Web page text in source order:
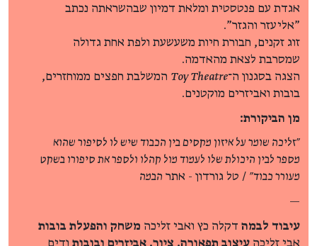
אגדת עם פנטסטית ומלאת דמיון שבהשראתה נכתב
"אליעזר והגזר".
זוג זקנים, חבורת חיות משעשעת ולפת אחת גדולה
שמסרבת לצאת מהאדמה.
הצגה בסגנון ה־Toy Theatre המשלבת חפצים ממוחזרים,
בובות ואביזרים מוקטנים.
מן הביקורת:
"זליכה שומר על איזון מקסים בין הכבוד שיש לו לסיפור שהוא
מספר לבין היכולת שלו לעמוד מול קהלו ולספר את סיפורו בשקט
מעורר כבוד" / טל גורדון - אתר הבמה
—
עיבוד לבמה דקלה כץ ואבי זליכה משחק והפעלת בובות
אבי זליכה עיצוב תפאורה, ציור, אביזרים ובובות ודים